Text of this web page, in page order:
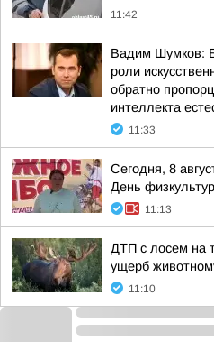
11:42
Вадим Шумков:
роли
обратно
интеллекта
11:33
Сегодня, 8
День
11:13
ДТП с лосем на
ущерб
11:10